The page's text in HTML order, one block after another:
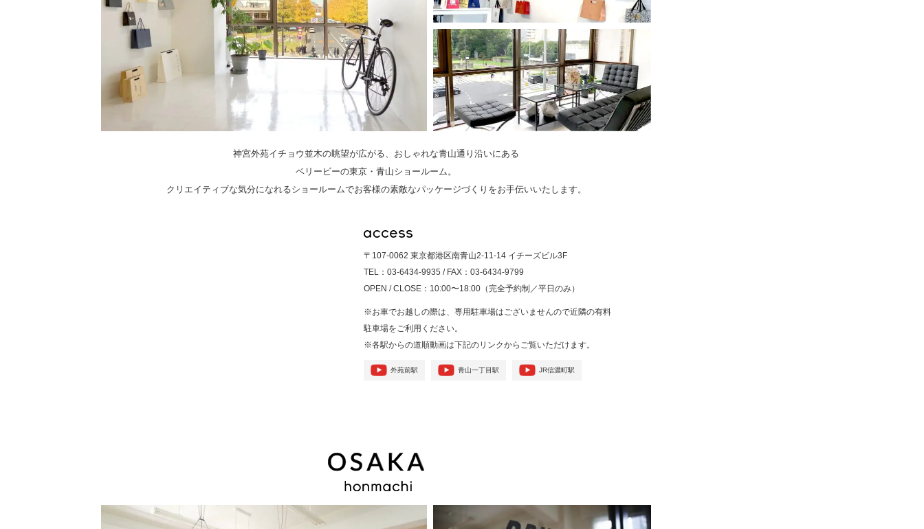
神宮外苑イチョウ並木の眺望が広がる、おしゃれな青山通り沿いにある
ベリービーの東京・青山ショールーム。
クリエイティブな気分になれるショールームでお客様の素敵なパッケージづくりをお手伝いいたします。
〒107-0062 東京都港区南青山2-11-14 イチーズビル3F
TEL：03-6434-9935 / FAX：03-6434-9799
OPEN / CLOSE：10:00〜18:00（完全予約制／平日のみ）
※お車でお越しの際は、専用駐車場はございませんので近隣の有料
駐車場をご利用ください。
※各駅からの道順動画は下記のリンクからご覧いただけます。
外苑前駅 青山一丁目駅 JR信濃町駅